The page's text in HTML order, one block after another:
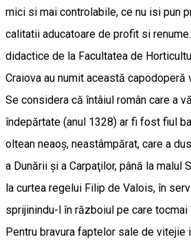
mici si mai controlabile, ce nu isi pun
calitatii aducatoare de profit si
didactice de la Facultatea de
Craiova au numit această capodoperă
Se considera că întâiul român care a
îndepărtate (anul 1328) ar fi fost fiul
oltean neaoş, neastâmpărat, care a
a Dunării şi a Carpaţilor, până la malul
la curtea regelui Filip de Valois, în
sprijinindu-l în războiul pe care tocmai
Pentru bravura faptelor sale de